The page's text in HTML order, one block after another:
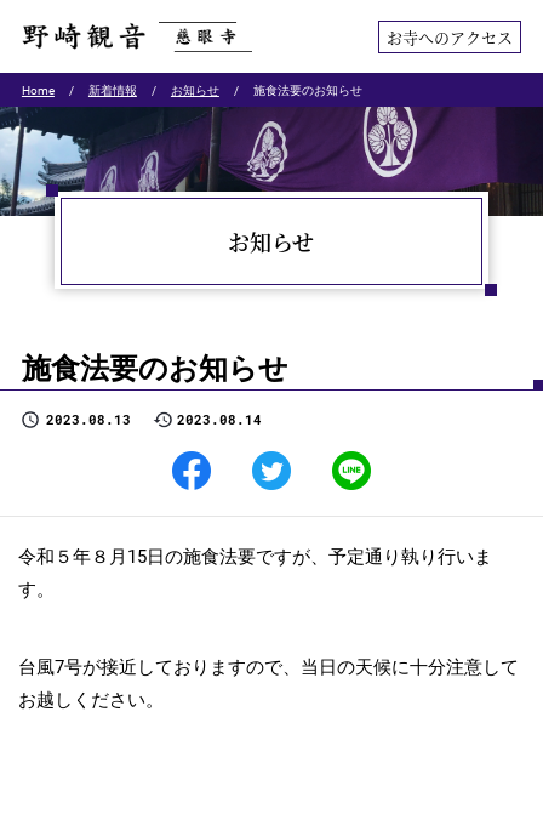
お寺へのアクセス
Home 新着情報 お知らせ 施食法要のお知らせ
お知らせ
施食法要のお知らせ
2023.08.13 2023.08.14
令和５年８月15日の施食法要ですが、予定通り執り行いま
す。
台風7号が接近しておりますので、当日の天候に十分注意して
お越しください。